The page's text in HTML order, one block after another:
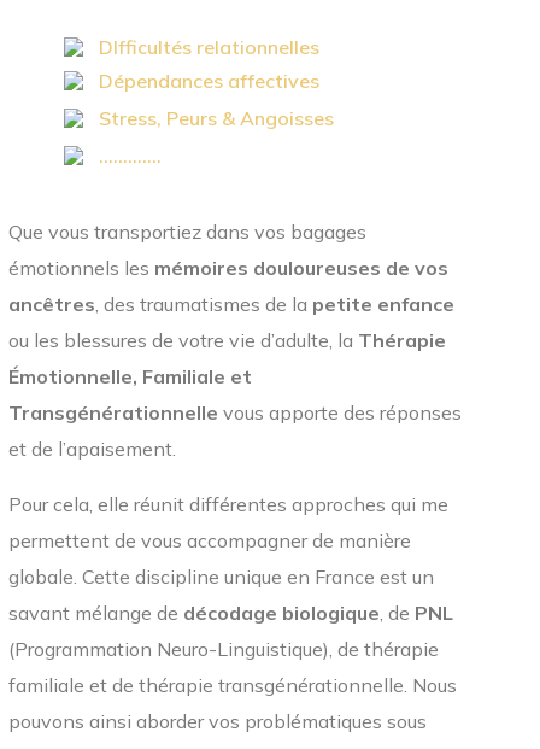
DIfficultés relationnelles
Dépendances affectives
Stress, Peurs & Angoisses
.............
Que vous transportiez dans vos bagages
émotionnels les mémoires douloureuses de vos
ancêtres , des traumatismes de la petite enfance
ou les blessures de votre vie d’adulte, la Thérapie
Émotionnelle, Familiale et
Transgénérationnelle vous apporte des réponses
et de l’apaisement.
Pour cela, elle réunit différentes approches qui me
permettent de vous accompagner de manière
globale. Cette discipline unique en France est un
savant mélange de décodage biologique , de PNL
(Programmation Neuro-Linguistique), de thérapie
familiale et de thérapie transgénérationnelle. Nous
pouvons ainsi aborder vos problématiques sous